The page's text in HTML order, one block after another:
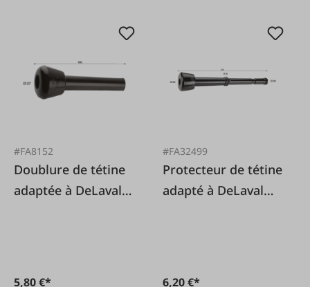
#FA8152
Doublure de tétine
adaptée à DeLaval
5,80 €*
#FA32499
Protecteur de tétine
adapté à DeLaval
6,20 €*